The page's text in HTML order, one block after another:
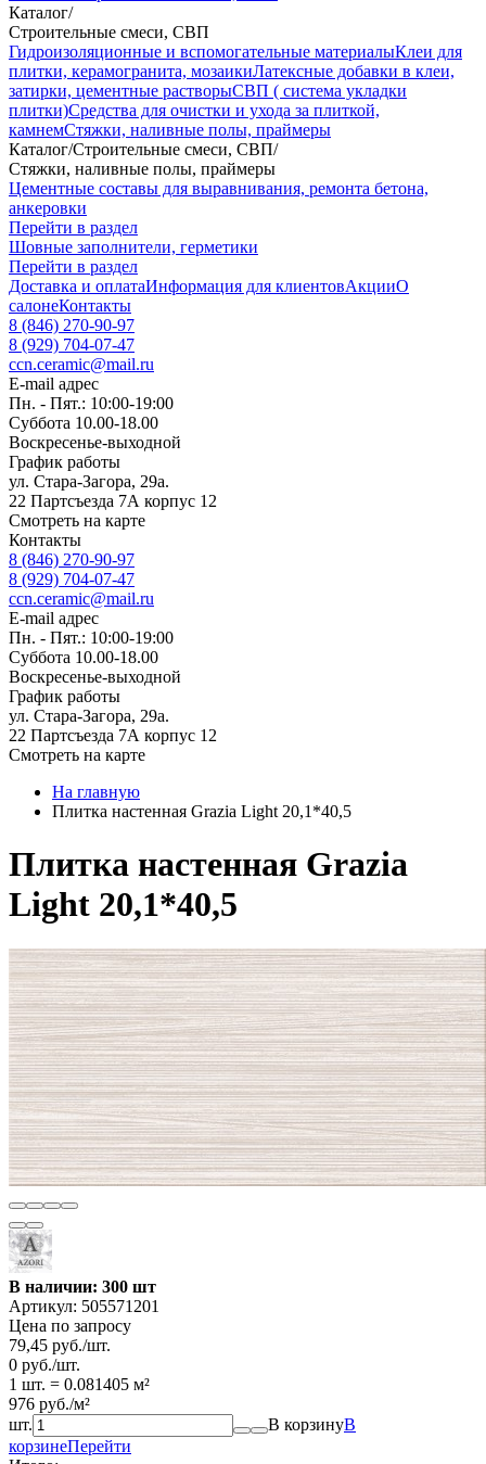
Каталог/
Строительные смеси, СВП
Гидроизоляционные и вспомогательные материалыКлеи для
плитки, керамогранита, мозаикиЛатексные добавки в клеи,
затирки, цементные растворыСВП ( система укладки
плитки)Средства для очистки и ухода за плиткой,
камнемСтяжки, наливные полы, праймеры
Каталог/Строительные смеси, СВП/
Стяжки, наливные полы, праймеры
Цементные составы для выравнивания, ремонта бетона,
анкеровки
Перейти в раздел
Шовные заполнители, герметики
Перейти в раздел
Доставка и оплатаИнформация для клиентовАкцииО
салонеКонтакты
8 (846) 270-90-97
8 (929) 704-07-47
ccn.ceramic@mail.ru
E-mail адрес
Пн. - Пят.: 10:00-19:00
Суббота 10.00-18.00
Воскресенье-выходной
График работы
ул. Стара-Загора, 29а.
22 Партсъезда 7А корпус 12
Смотреть на карте
Контакты
8 (846) 270-90-97
8 (929) 704-07-47
ccn.ceramic@mail.ru
E-mail адрес
Пн. - Пят.: 10:00-19:00
Суббота 10.00-18.00
Воскресенье-выходной
График работы
ул. Стара-Загора, 29а.
22 Партсъезда 7А корпус 12
Смотреть на карте
На главную
Плитка настенная Grazia Light 20,1*40,5
Плитка настенная Grazia
Light 20,1*40,5
В наличии: 300 шт
Артикул: 505571201
Цена по запросу
79,45 руб./шт.
0 руб./шт.
1 шт. = 0.081405 м²
976 руб./м²
шт.
В корзинуВ
корзинеПерейти